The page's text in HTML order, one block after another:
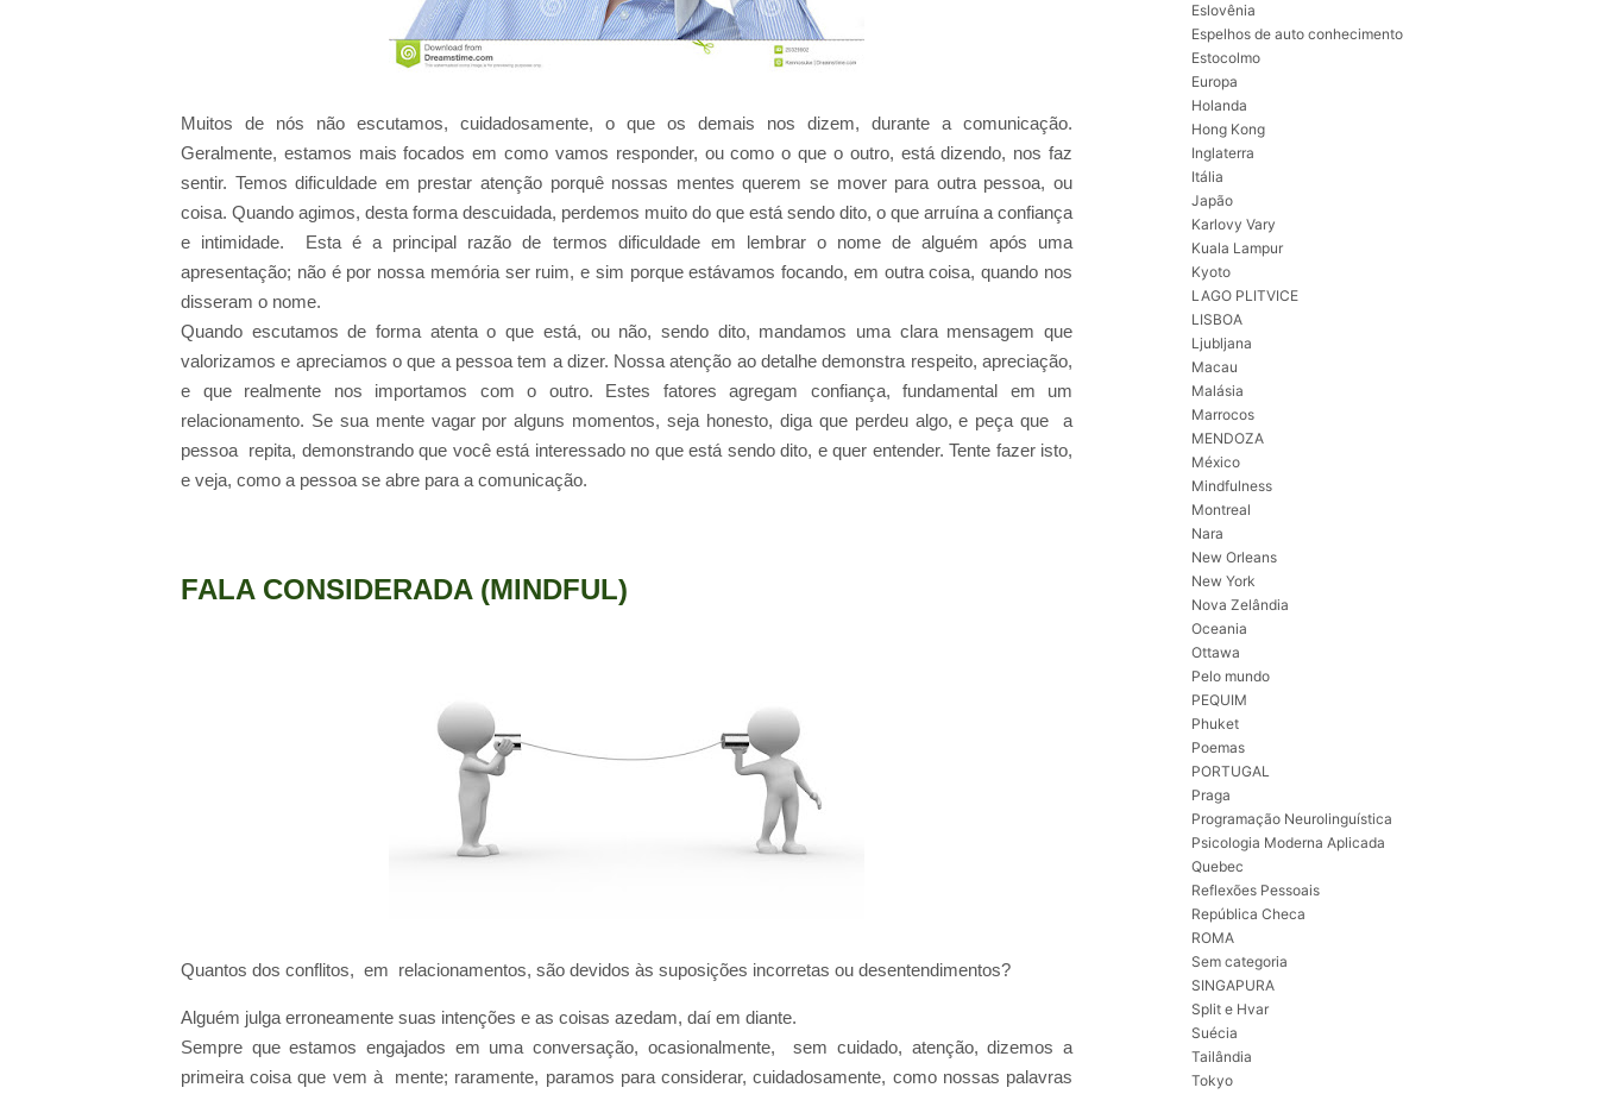
Muitos de nós não escutamos, cuidadosamente, o que os demais nos dizem, durante a comunicação.
Geralmente, estamos mais focados em como vamos responder, ou como o que o outro, está dizendo, nos faz
sentir. Temos dificuldade em prestar atenção porquê nossas mentes querem se mover para outra pessoa, ou
coisa. Quando agimos, desta forma descuidada, perdemos muito do que está sendo dito, o que arruína a confiança
e intimidade. Esta é a principal razão de termos dificuldade em lembrar o nome de alguém após uma
apresentação; não é por nossa memória ser ruim, e sim porque estávamos focando, em outra coisa, quando nos
disseram o nome.
Quando escutamos de forma atenta o que está, ou não, sendo dito, mandamos uma clara mensagem que
valorizamos e apreciamos o que a pessoa tem a dizer. Nossa atenção ao detalhe demonstra respeito, apreciação,
e que realmente nos importamos com o outro. Estes fatores agregam confiança, fundamental em um
relacionamento. Se sua mente vagar por alguns momentos, seja honesto, diga que perdeu algo, e peça que a
pessoa repita, demonstrando que você está interessado no que está sendo dito, e quer entender. Tente fazer isto,
e veja, como a pessoa se abre para a comunicação.
FALA CONSIDERADA (MINDFUL)
Quantos dos conflitos, em relacionamentos, são devidos às suposições incorretas ou desentendimentos?
Alguém julga erroneamente suas intenções e as coisas azedam, daí em diante.
Sempre que estamos engajados em uma conversação, ocasionalmente, sem cuidado, atenção, dizemos a
primeira coisa que vem à mente; raramente, paramos para considerar, cuidadosamente, como nossas palavras
Eslovênia
Espelhos de auto conhecimento
Estocolmo
Europa
Holanda
Hong Kong
Inglaterra
Itália
Japão
Karlovy Vary
Kuala Lampur
Kyoto
LAGO PLITVICE
LISBOA
Ljubljana
Macau
Malásia
Marrocos
MENDOZA
México
Mindfulness
Montreal
Nara
New Orleans
New York
Nova Zelândia
Oceania
Ottawa
Pelo mundo
PEQUIM
Phuket
Poemas
PORTUGAL
Praga
Programação Neurolinguística
Psicologia Moderna Aplicada
Quebec
Reflexões Pessoais
República Checa
ROMA
Sem categoria
SINGAPURA
Split e Hvar
Suécia
Tailândia
Tokyo